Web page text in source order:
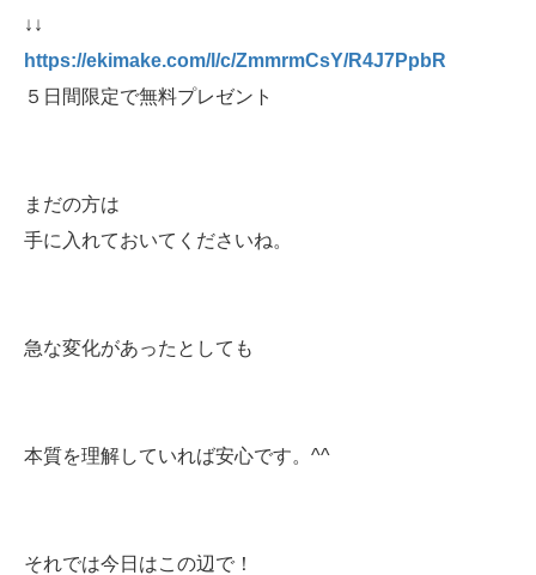
↓↓
https://ekimake.com/l/c/ZmmrmCsY/R4J7PpbR
５日間限定で無料プレゼント
まだの方は
手に入れておいてくださいね。
急な変化があったとしても
本質を理解していれば安心です。^^
それでは今日はこの辺で！